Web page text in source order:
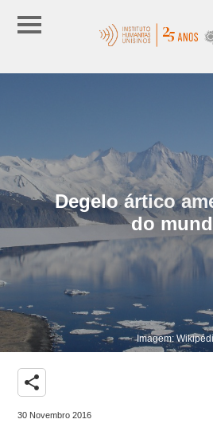
Degelo ártico
do
Imagem:
share
30 Novembro 2016